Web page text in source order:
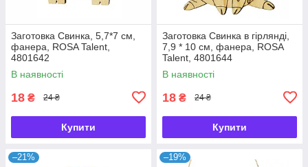
Заготовка Свинка, 5,7*7 см,
фанера, ROSA Talent,
4801642
В наявності
18 ₴ 24 ₴
Купити
Заготовка Свинка в гірлянді,
7,9 * 10 см, фанера, ROSA
Talent, 4801644
В наявності
18 ₴ 24 ₴
Купити
–21% –19%